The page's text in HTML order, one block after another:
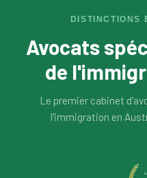
DISTINCTIONS
Avocats
de
Le premier cabinet
l'immigration en